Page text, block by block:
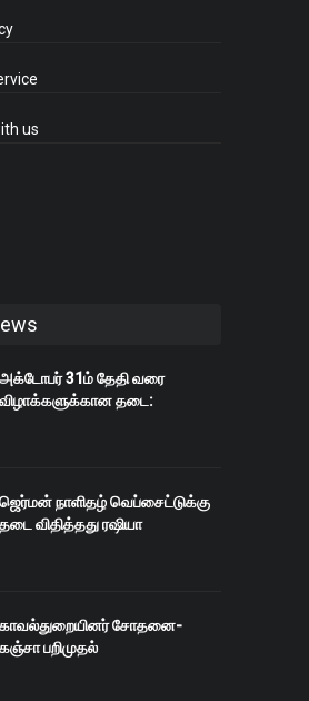
us
அக்டோபர் 31ம் தேதி வரை
விழாக்களுக்கான தடை:
ஜெர்மன் நாளிதழ் வெப்சைட்டுக்கு
தடை விதித்தது ரஷியா
காவல்துறையினர் சோதனை-
கஞ்சா பறிமுதல்